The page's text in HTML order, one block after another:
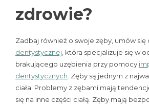
zdrowie?
Zadbaj również o swoje zęby, umów się
dentystycznej , która specjalizuje się w
brakującego uzębienia przy pomocy
dentystycznych . Zęby są jednym z
ciała. Problemy z zębami mają
się na inne części ciałą. Zęby mają